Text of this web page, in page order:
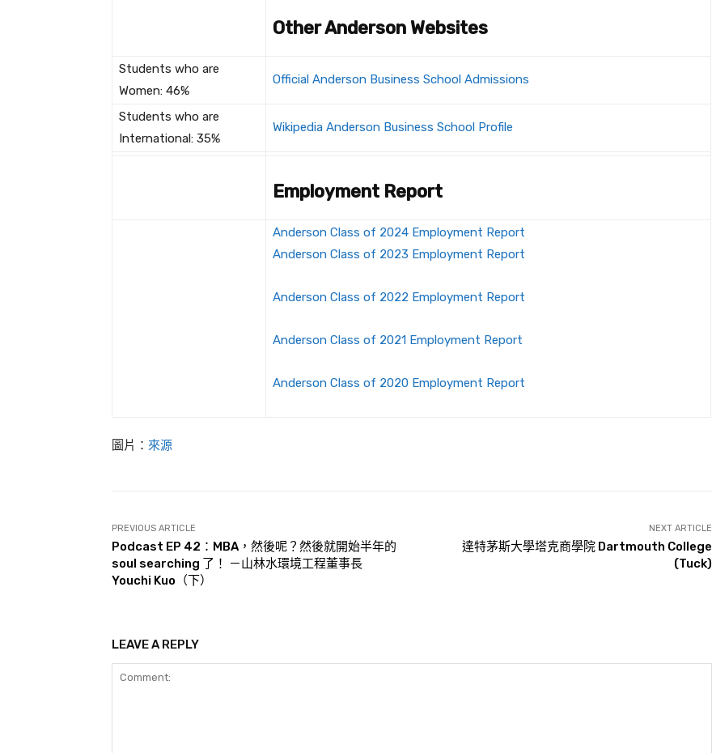
Other Anderson Websites
Students who are
Women: 46%
Official Anderson Business School Admissions
Students who are
International: 35%
Wikipedia Anderson Business School Profile
Employment Report
Anderson Class of 2024 Employment Report
Anderson Class of 2023 Employment Report
Anderson Class of 2022 Employment Report
Anderson Class of 2021 Employment Report
Anderson Class of 2020 Employment Report
圖片： 來源
PREVIOUS ARTICLE
Podcast EP 42：MBA，然後呢？然後就開始半年的
soul searching 了！ －山林水環境工程董事長
Youchi Kuo（下）
NEXT ARTICLE
達特茅斯大學塔克商學院 Dartmouth College
(Tuck)
LEAVE A REPLY